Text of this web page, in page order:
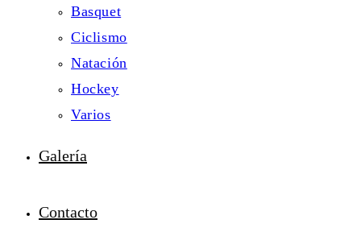
Basquet
Ciclismo
Natación
Hockey
Varios
Galería
Contacto